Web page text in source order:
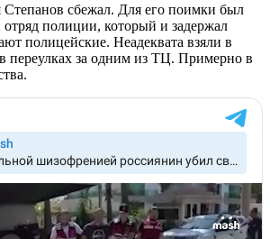
Степанов сбежал. Для его поимки был
полиции, который и задержал
полицейские. Неадеквата взяли в
переулках за одним из ТЦ. Примерно в